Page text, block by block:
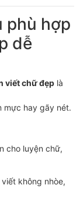
phù hợp
dễ
viết chữ đẹp là
mực hay gãy nét.
cho luyện chữ,
không nhòe,